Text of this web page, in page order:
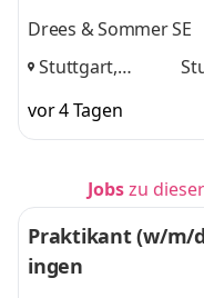
Drees & Sommer SE
Stuttgart,
Mannheim
vor 4 Tagen
Jobszu
Praktikant (w/m/
ingen